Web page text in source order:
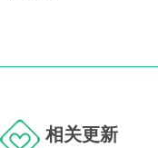
相关更新